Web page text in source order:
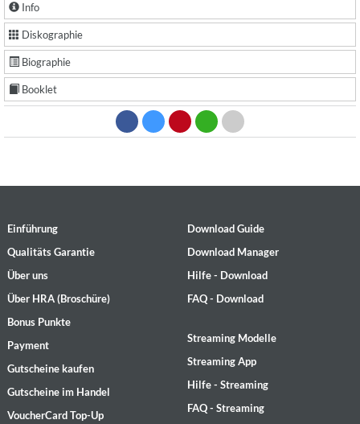
Info
Diskographie
Biographie
Booklet
Einführung
Qualitäts Garantie
Über uns
Über HRA (Broschüre)
Bonus Punkte
Payment
Gutscheine kaufen
Gutscheine im Handel
VoucherCard Top-Up
Download Guide
Download Manager
Hilfe - Download
FAQ - Download
Streaming Modelle
Streaming App
Hilfe - Streaming
FAQ - Streaming